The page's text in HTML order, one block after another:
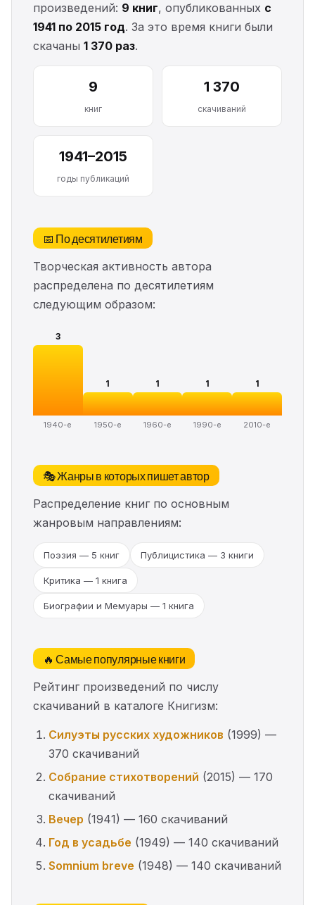
произведений: 9 книг, опубликованных с
1941 по 2015 год. За это время книги были
скачаны 1 370 раз.
9
книг
1 370
скачиваний
1941–2015
годы публикаций
📅 По десятилетиям
Творческая активность автора
распределена по десятилетиям
следующим образом:
3
1940-е
1
1950-е
1
1960-е
1
1990-е
1
2010-е
🎭 Жанры в которых пишет автор
Распределение книг по основным
жанровым направлениям:
Поэзия — 5 книг Публицистика — 3 книги
Критика — 1 книга
Биографии и Мемуары — 1 книга
🔥 Самые популярные книги
Рейтинг произведений по числу
скачиваний в каталоге Книгизм:
Силуэты русских художников (1999) —
370 скачиваний
Собрание стихотворений (2015) — 170
скачиваний
Вечер (1941) — 160 скачиваний
Год в усадьбе (1949) — 140 скачиваний
Somnium breve (1948) — 140 скачиваний